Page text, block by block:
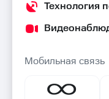
Технология
Мобильная связь